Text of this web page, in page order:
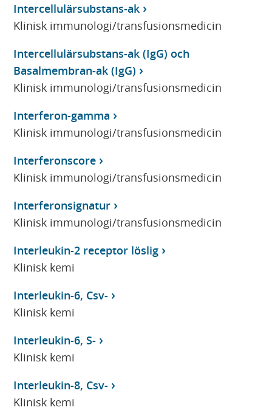
Intercellulärsubstans-ak
Klinisk immunologi/transfusionsmedicin
Intercellulärsubstans-ak (IgG) och
Basalmembran-ak (IgG)
Klinisk immunologi/transfusionsmedicin
Interferon-gamma
Klinisk immunologi/transfusionsmedicin
Interferonscore
Klinisk immunologi/transfusionsmedicin
Interferonsignatur
Klinisk immunologi/transfusionsmedicin
Interleukin-2 receptor löslig
Klinisk kemi
Interleukin-6, Csv-
Klinisk kemi
Interleukin-6, S-
Klinisk kemi
Interleukin-8, Csv-
Klinisk kemi